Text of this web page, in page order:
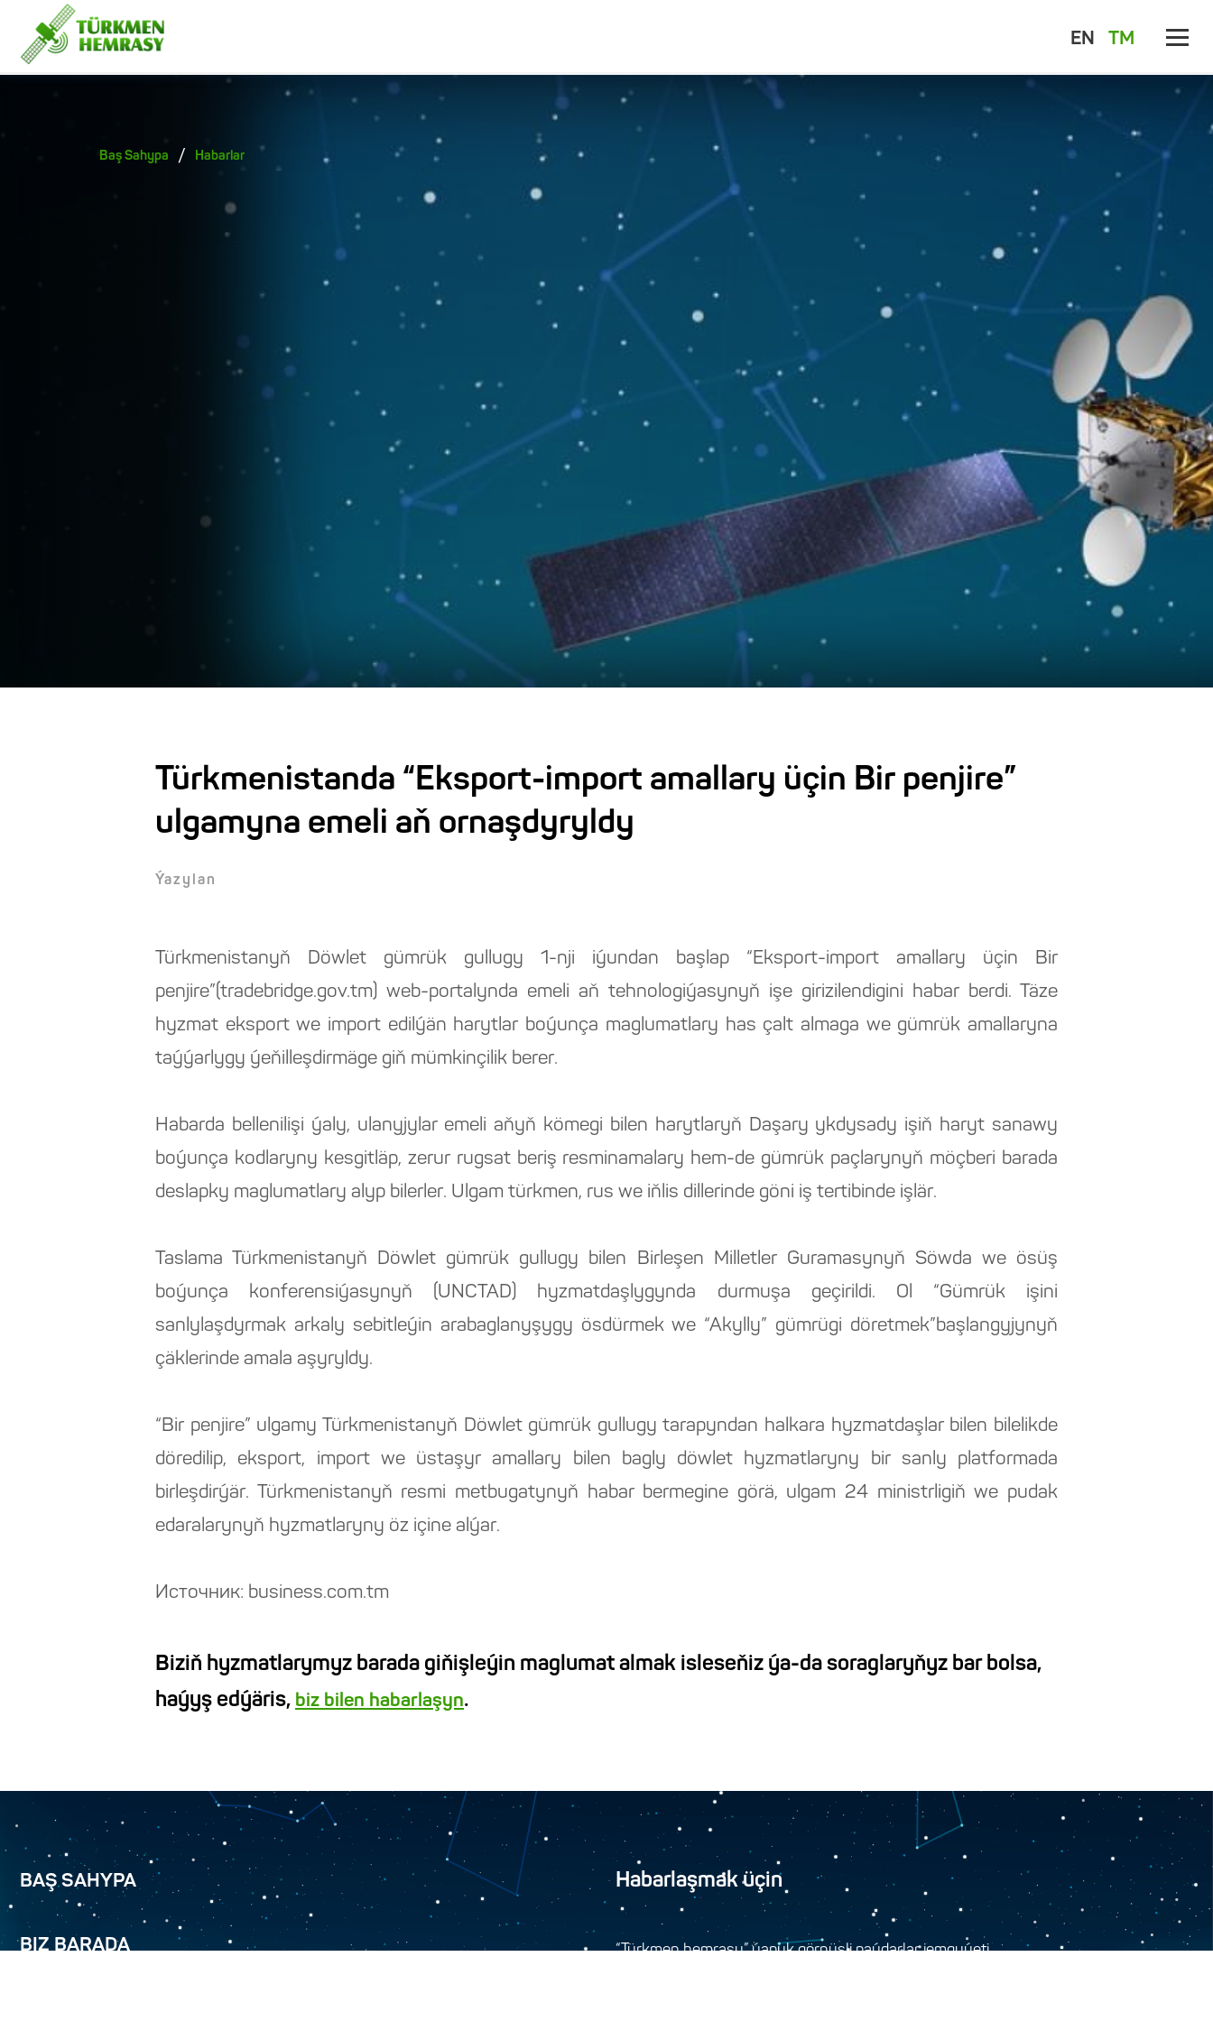
EN TM
Baş Sahypa / Habarlar
Türkmenistanda “Eksport-import amallary üçin Bir penjire”
ulgamyna emeli aň ornaşdyryldy
Ýazylan
Türkmenistanyň Döwlet gümrük gullugy 1-nji iýundan başlap “Eksport-import amallary üçin Bir
penjire”(tradebridge.gov.tm) web-portalynda emeli aň tehnologiýasynyň işe girizilendigini habar berdi. Täze
hyzmat eksport we import edilýän harytlar boýunça maglumatlary has çalt almaga we gümrük amallaryna
taýýarlygy ýeňilleşdirmäge giň mümkinçilik berer.
Habarda bellenilişi ýaly, ulanyjylar emeli aňyň kömegi bilen harytlaryň Daşary ykdysady işiň haryt sanawy
boýunça kodlaryny kesgitläp, zerur rugsat beriş resminamalary hem-de gümrük paçlarynyň möçberi barada
deslapky maglumatlary alyp bilerler. Ulgam türkmen, rus we iňlis dillerinde göni iş tertibinde işlär.
Taslama Türkmenistanyň Döwlet gümrük gullugy bilen Birleşen Milletler Guramasynyň Söwda we ösüş
boýunça konferensiýasynyň (UNCTAD) hyzmatdaşlygynda durmuşa geçirildi. Ol “Gümrük işini
sanlylaşdyrmak arkaly sebitleýin arabaglanyşygy ösdürmek we “Akylly” gümrügi döretmek”başlangyjynyň
çäklerinde amala aşyryldy.
“Bir penjire” ulgamy Türkmenistanyň Döwlet gümrük gullugy tarapyndan halkara hyzmatdaşlar bilen bilelikde
döredilip, eksport, import we üstaşyr amallary bilen bagly döwlet hyzmatlaryny bir sanly platformada
birleşdirýär. Türkmenistanyň resmi metbugatynyň habar bermegine görä, ulgam 24 ministrligiň we pudak
edaralarynyň hyzmatlaryny öz içine alýar.
Источник: business.com.tm
Biziň hyzmatlarymyz barada giňişleýin maglumat almak isleseňiz ýa-da soraglaryňyz bar bolsa,
haýyş edýäris, biz bilen habarlaşyn.
BAŞ SAHYPA
BIZ BARADA
Habarlaşmak üçin
“Türkmen hemrasy” ýapyk görnüşli paýdarlar jemgyýeti